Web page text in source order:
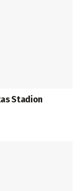
Stadion